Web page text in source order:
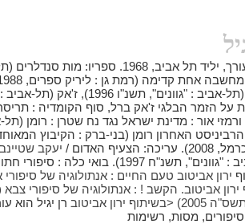
ורמזי אור : מדינת ישראל נגד נח שטרן : רומן
הצעיף האדום /
יעקב
ירון אביטוב. הקשב ! : אנתולוגיה של סיפורי
<בשיתוף
ירון אביטוב רן יגיל הוא
מסות, רשימות